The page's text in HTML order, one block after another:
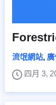
流氓網站,
四月 3,